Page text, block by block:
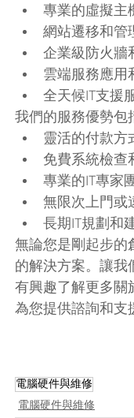
專業的虛擬主
網站遷移和管
企業級防火牆
雲端服務應用
全天候IT支援
我們的服務優勢包
靈活的付款方
免費系統檢查
專業的IT專家
無限次上門或
長期IT規劃和
無論您是剛起步的
的解決方案。讓我
有興趣了解更多關
為您提供諮詢和支
電腦硬件與維修
電腦硬件與維修